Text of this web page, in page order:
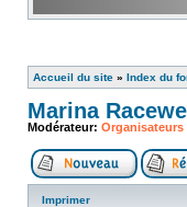
Accueil du site » Index du
Marina
Modérateur: Organisateurs
Imprimer